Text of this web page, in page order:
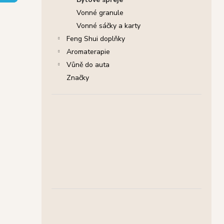
Vonné granule
Vonné sáčky a karty
Feng Shui doplňky
Aromaterapie
Vůně do auta
Značky
NAG CHAMPA, 15 G